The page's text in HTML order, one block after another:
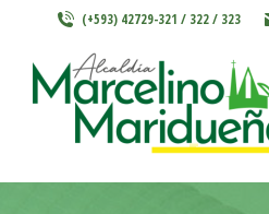
(+593) 42729-321 / 322 / 323